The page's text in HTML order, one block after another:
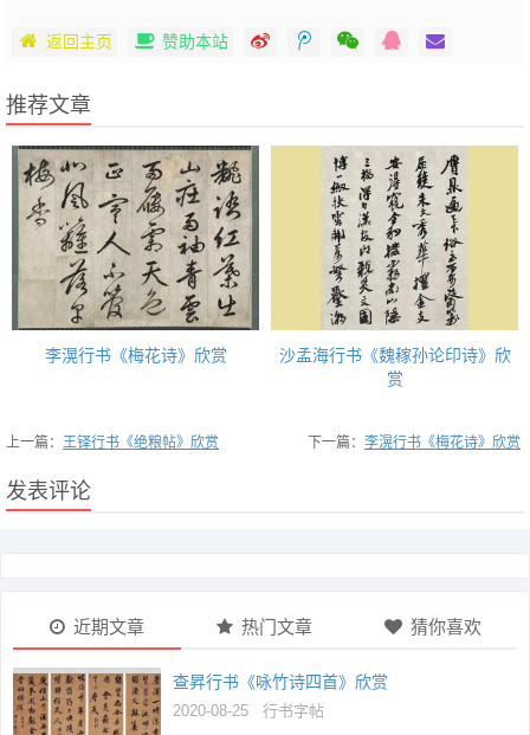
返回主页 赞助本站
推荐文章
李滉行书《梅花诗》欣赏
沙孟海行书《魏稼孙论印诗》欣
赏
上一篇： 王铎行书《绝粮帖》欣赏 下一篇： 李滉行书《梅花诗》欣赏
发表评论
近期文章 热门文章 猜你喜欢
查昇行书《咏竹诗四首》欣赏
2020-08-25 行书字帖